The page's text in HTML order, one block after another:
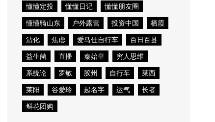
懂懂定投
懂懂日记
懂懂朋友圈
懂懂骑山东
户外露营 投资中国
栖霞
沾化
焦虑 爱马仕自行车
百日百县
益生菌
直播 秦始皇
穷人思维
系统论
罗敏 胶州 自行车
莱西
莱阳
谷爱玲 起名字 运气
长者
鲜花团购